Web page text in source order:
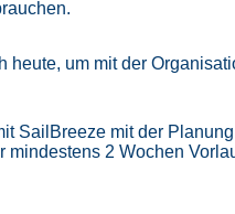
heute, um mit der
SailBreeze mit der
mindestens 2 Wochen